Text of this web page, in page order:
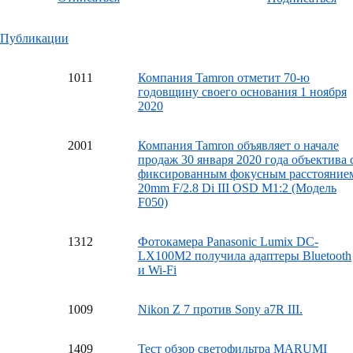
Публикации
1011
Компания Tamron отметит 70-ю
годовщину своего основания 1 ноября
2020
2001
Компания Tamron объявляет о начале
продаж 30 января 2020 года объектива
фиксированным фокусным
20mm F/2.8 Di III OSD M1:2 (Модель
F050)
1312
Фотокамера Panasonic Lumix DC-
LX100M2 получила адаптеры Bluetooth
и Wi-Fi
1009 Nikon Z 7 против Sony a7R III.
1409 Тест обзор светофильтра MARUMI